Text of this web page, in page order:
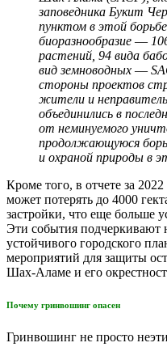
заповедника Букит
пунктом в этой
биоразнообразие —
растений, 94 вида
вид земноводных —
стороны проектов
жители и
объединились в
от неминуемого
продолжающуюся
и охраной природы в
Кроме того, в отчете за
может потерять до 4000
застройки, что еще больше
Эти события подчеркивают
устойчивого городского
мероприятий для защиты
Шах-Аламе и его
Почему гринвошинг опасен
Гринвошинг не просто